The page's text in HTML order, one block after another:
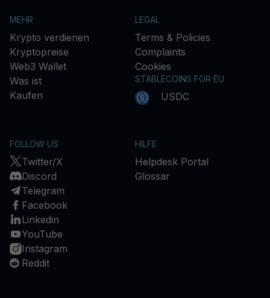
MEHR
Krypto verdienen
Kryptopreise
Web3 Wallet
Was ist
Kaufen
LEGAL
Terms & Policies
Complaints
Cookies
STABLECOINS FOR EU
USDC
FOLLOW US
Twitter/X
Discord
Telegram
Facebook
Linkedin
YouTube
Instagram
Reddit
HILFE
Helpdesk Portal
Glossar